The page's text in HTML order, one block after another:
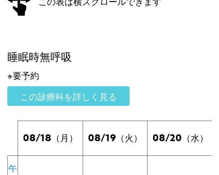
睡眠時無呼吸
※要予約
この診療科を詳しく見る
08/18 （月） 08/19 （火） 08/20 （水）
午